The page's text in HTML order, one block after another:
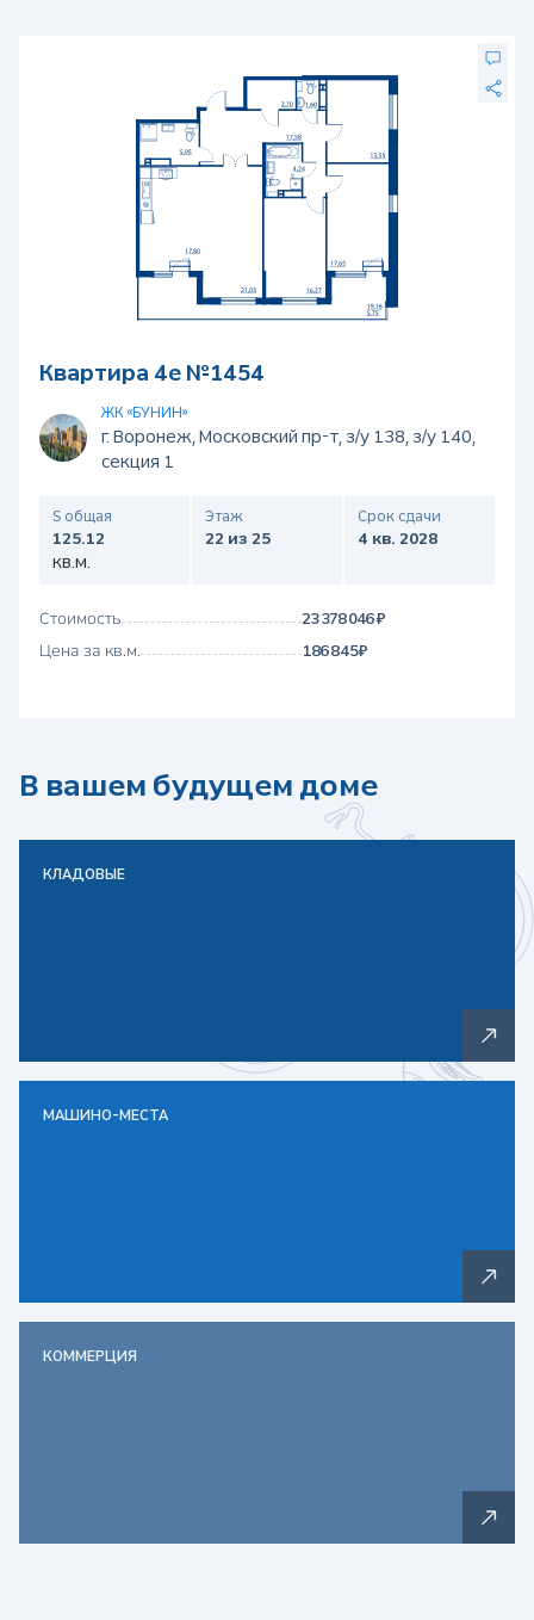
Квартира 4е №1454
ЖК «БУНИН»
г. Воронеж, Московский пр-т, з/у 138, з/у 140,
секция 1
S общая
125.12
кв.м.
Этаж
22 из 25
Срок сдачи
4 кв. 2028
Стоимость
23 378 046 ₽
Цена за кв.м.
186 845 ₽
В вашем будущем доме
КЛАДОВЫЕ
МАШИНО-МЕСТА
КОММЕРЦИЯ